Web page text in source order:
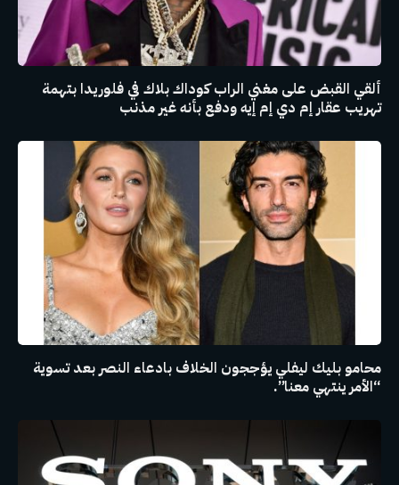
ألقي القبض على مغني الراب كوداك بلاك في فلوريدا بتهمة
تهريب عقار إم دي إم إيه ودفع بأنه غير مذنب
محامو بليك ليفلي يؤججون الخلاف بادعاء النصر بعد تسوية
“الأمر ينتهي معنا”.